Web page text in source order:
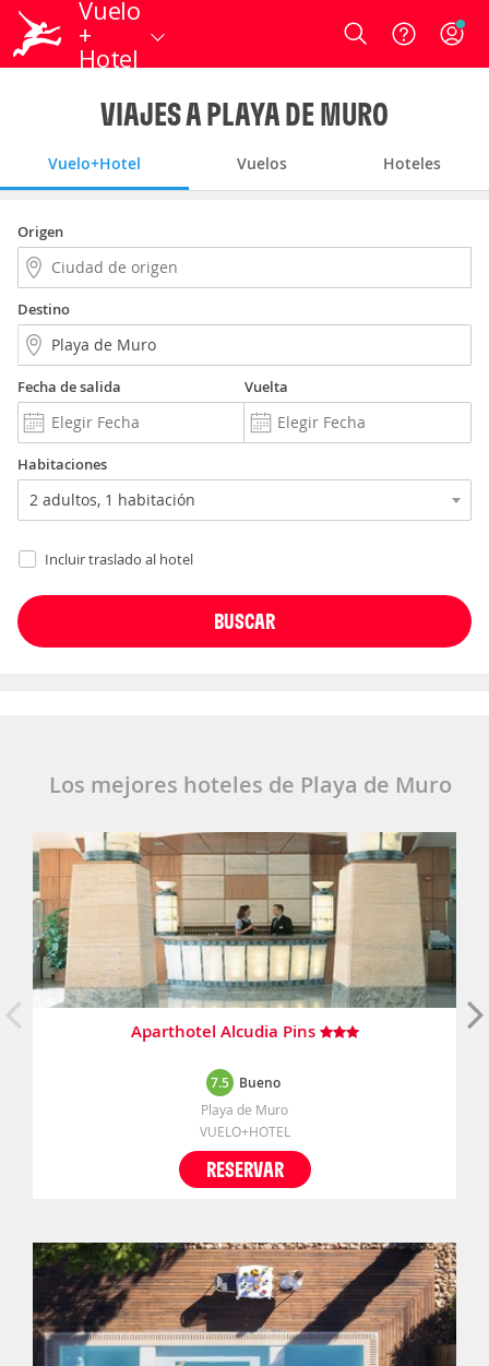
Vuelo
+
Hotel
Login
VIAJES A PLAYA DE MURO
Vuelo+Hotel Vuelos Hoteles
Origen
Destino
Fecha de salida Vuelta
Habitaciones
Incluir traslado al hotel
Los mejores hoteles de Playa de Muro
Aparthotel Alcudia Pins
7.5 Bueno
Playa de Muro
VUELO+HOTEL
RESERVAR